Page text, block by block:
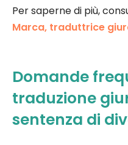
Per saperne di più,
Marca, traduttrice
Domande
traduzione
sentenza di